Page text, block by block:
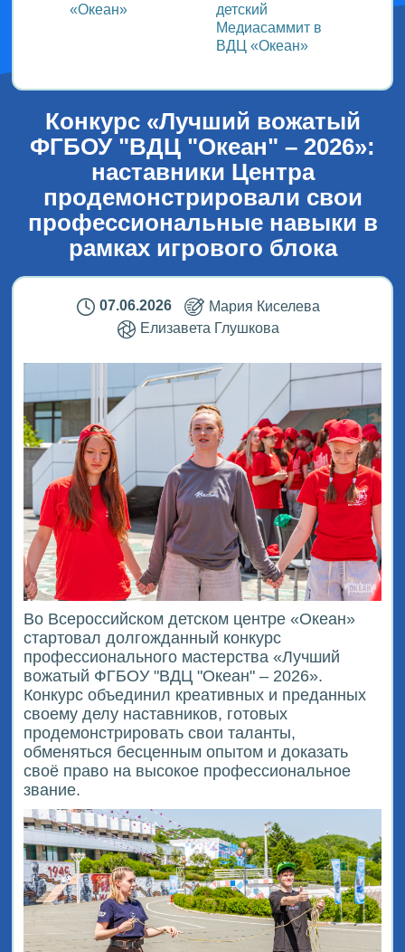
«Океан»
детский
Медиасаммит в
ВДЦ «Океан»
Конкурс «Лучший вожатый
ФГБОУ "ВДЦ "Океан" – 2026»:
наставники Центра
продемонстрировали свои
профессиональные навыки в
рамках игрового блока
07.06.2026
Мария Киселева
Елизавета Глушкова
Во Всероссийском детском центре «Океан»
стартовал долгожданный конкурс
профессионального мастерства «Лучший
вожатый ФГБОУ "ВДЦ "Океан" – 2026».
Конкурс объединил креативных и преданных
своему делу наставников, готовых
продемонстрировать свои таланты,
обменяться бесценным опытом и доказать
своё право на высокое профессиональное
звание.